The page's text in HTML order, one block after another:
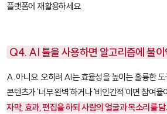
플랫폼에 재활용하세요.
Q4. AI 툴을 사용하면 알고리즘에 불
A. 아니요. 오히려 AI는 효율성을 높이는 훌륭한
콘텐츠가 '너무 완벽'하거나 '비인간적'이면 참여율
자막, 효과, 편집을 하되 사람의 얼굴과 목소리를